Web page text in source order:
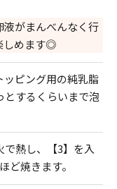
がまんべんなく行
しめます◎
ピング用の純乳脂
とするくらいまで泡
で熱し、【3】を入
ど焼きます。